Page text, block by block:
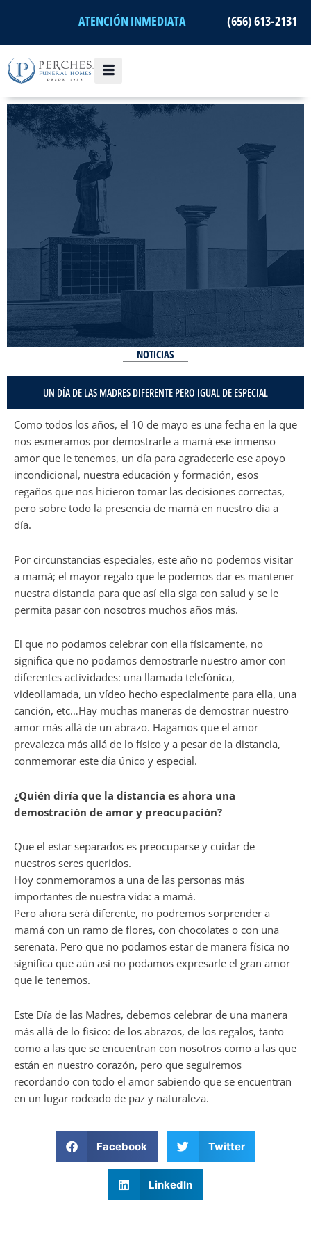
ATENCIÓN INMEDIATA (656) 613-2131
NOTICIAS
UN DÍA DE LAS MADRES DIFERENTE PERO IGUAL DE ESPECIAL
Como todos los años, el 10 de mayo es una fecha en la que
nos esmeramos por demostrarle a mamá ese inmenso
amor que le tenemos, un día para agradecerle ese apoyo
incondicional, nuestra educación y formación, esos
regaños que nos hicieron tomar las decisiones correctas,
pero sobre todo la presencia de mamá en nuestro día a
día.
Por circunstancias especiales, este año no podemos visitar
a mamá; el mayor regalo que le podemos dar es mantener
nuestra distancia para que así ella siga con salud y se le
permita pasar con nosotros muchos años más.
El que no podamos celebrar con ella físicamente, no
significa que no podamos demostrarle nuestro amor con
diferentes actividades: una llamada telefónica,
videollamada, un vídeo hecho especialmente para ella, una
canción, etc…Hay muchas maneras de demostrar nuestro
amor más allá de un abrazo. Hagamos que el amor
prevalezca más allá de lo físico y a pesar de la distancia,
conmemorar este día único y especial.
¿Quién diría que la distancia es ahora una
demostración de amor y preocupación?
Que el estar separados es preocuparse y cuidar de
nuestros seres queridos.
Hoy conmemoramos a una de las personas más
importantes de nuestra vida: a mamá.
Pero ahora será diferente, no podremos sorprender a
mamá con un ramo de flores, con chocolates o con una
serenata. Pero que no podamos estar de manera física no
significa que aún así no podamos expresarle el gran amor
que le tenemos.
Este Día de las Madres, debemos celebrar de una manera
más allá de lo físico: de los abrazos, de los regalos, tanto
como a las que se encuentran con nosotros como a las que
están en nuestro corazón, pero que seguiremos
recordando con todo el amor sabiendo que se encuentran
en un lugar rodeado de paz y naturaleza.
Facebook Twitter
LinkedIn